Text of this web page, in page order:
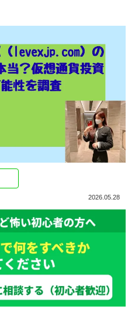
2026.05.28